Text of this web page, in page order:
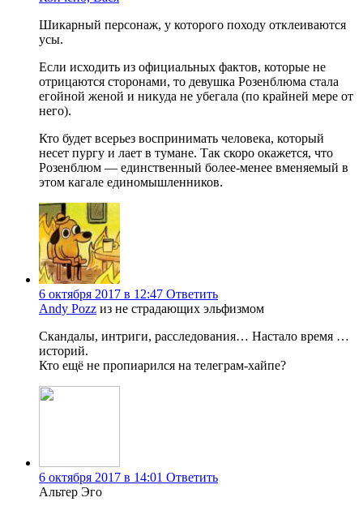
Шикарный персонаж, у которого походу отклеиваются
усы.
Если исходить из официальных фактов, которые не
отрицаются сторонами, то девушка Розенблюма стала
егойной женой и никуда не убегала (по крайней мере от
него).
Кто будет всерьез воспринимать человека, который
несет пургу и лает в тумане. Так скоро окажется, что
Розенблюм — единственный более-менее вменяемый в
этом кагале единомышленников.
6 октября 2017 в 12:47 Ответить
Andy Pozz из не страдающих эльфизмом
Скандалы, интриги, расследования… Настало время …
историй.
Кто ещё не пропиарился на телеграм-хайпе?
6 октября 2017 в 14:01 Ответить
Альтер Эго